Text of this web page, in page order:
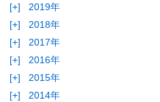
[+]
2019年
[+]
2018年
[+]
2017年
[+]
2016年
[+]
2015年
[+]
2014年